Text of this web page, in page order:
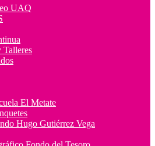
UAQ
Talleres
El Metate
Hugo Gutiérrez Vega